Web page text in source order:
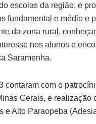
escolas da região, e
fundamental e médio e
da zona rural,
nos alunos e
Saramenha.
contaram com o
Gerais, e
e Alto Paraopeba